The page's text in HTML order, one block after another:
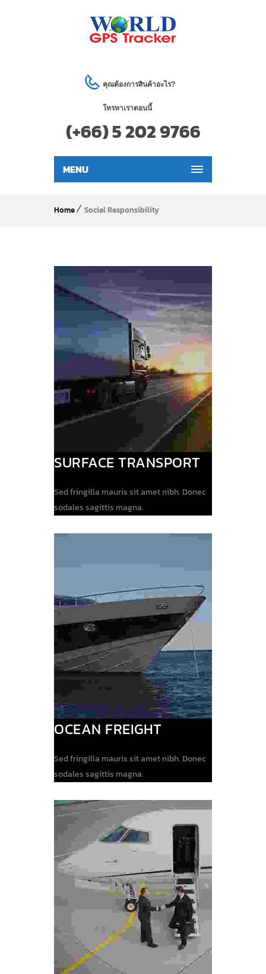
คุณต้องการสินค้าอะไร?
โทรหาเราตอนนี้
(+66) 5 202 9766
MENU
Home Social Responsibility
SURFACE TRANSPORT
Sed fringilla mauris sit amet nibh. Donec
sodales sagittis magna.
OCEAN FREIGHT
Sed fringilla mauris sit amet nibh. Donec
sodales sagittis magna.